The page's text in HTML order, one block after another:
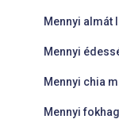
Mennyi almát
Mennyi
Mennyi chia
Mennyi